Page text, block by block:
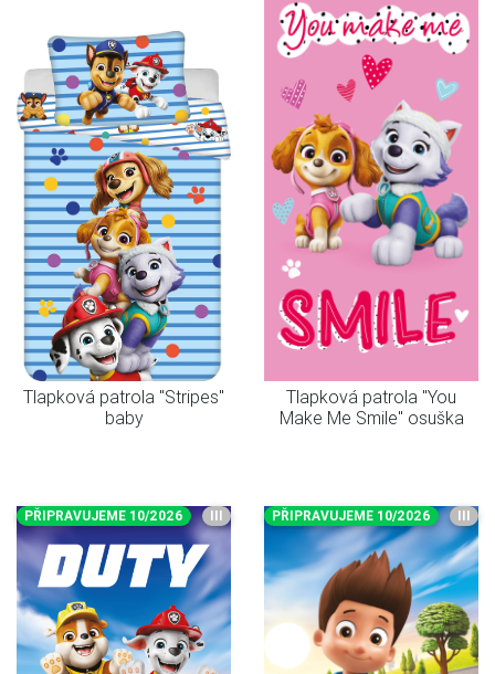
Tlapková patrola "Stripes"
baby
Tlapková patrola "You
Make Me Smile" osuška
PŘIPRAVUJEME 10/2026 III PŘIPRAVUJEME 10/2026 III